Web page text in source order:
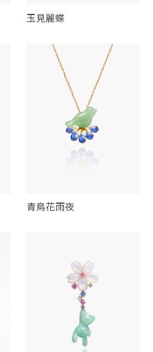
玉見麗蝶
青鳥花雨夜